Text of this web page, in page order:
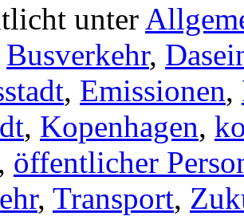
unter
Busverkehr,
, Emissionen,
, Kopenhagen,
, öffentlicher
, Transport,